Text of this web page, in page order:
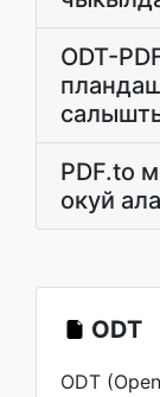
ODT-
PDF.to
окуй
ODT
ODT